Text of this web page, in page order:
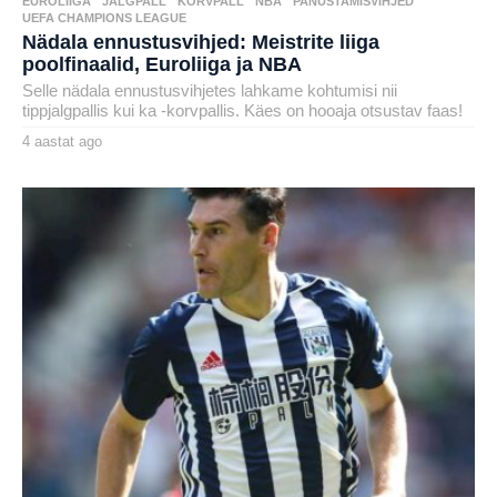
UEFA CHAMPIONS LEAGUE
Nädala ennustusvihjed: Meistrite liiga
poolfinaalid, Euroliiga ja NBA
Selle nädala ennustusvihjetes lahkame kohtumisi nii
tippjalgpallis kui ka -korvpallis. Käes on hooaja otsustav faas!
henryl
4 aastat ago
s
g